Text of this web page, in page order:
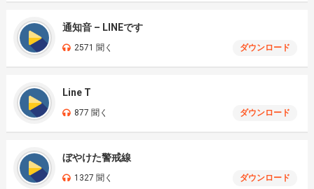
通知音 – LINEです
2571 聞く ダウンロード
Line T
877 聞く ダウンロード
ぼやけた警戒線
1327 聞く ダウンロード